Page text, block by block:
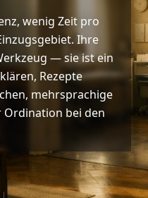
wenig Zeit pro
Ihre
— sie ist ein
Rezepte
mehrsprachige
bei den